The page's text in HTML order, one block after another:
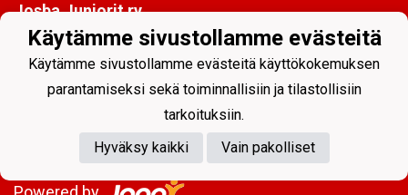
Josba Juniorit ry
PL 128
80101 Joensuu
toimisto@josbajuniorit.fi
Käytämme sivustollamme evästeitä
Käytämme sivustollamme evästeitä käyttökokemuksen
parantamiseksi sekä toiminnallisiin ja tilastollisiin
tarkoituksiin.
Hyväksy kaikki
Vain pakolliset